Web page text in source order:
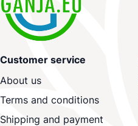
Customer service
About us
Terms and conditions
Shipping and payment